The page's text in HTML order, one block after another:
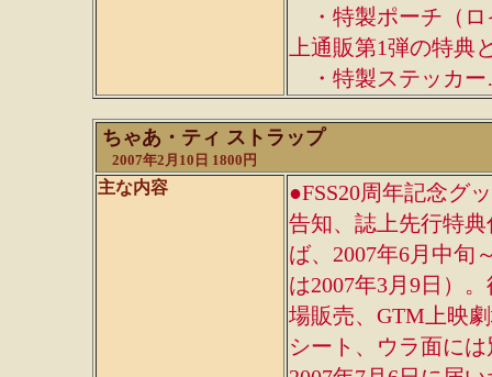
・特製ポーチ（ロ
上通販第1弾の特典
・特製ステッカー
ちゃあ・ティ ストラップ
2007年2月10日 1800円
主な内容
●FSS20周年記念グ
告知、誌上先行特
ば、2007年6月中旬
は2007年3月9日）
場販売、GTM上映
シート、ウラ面に